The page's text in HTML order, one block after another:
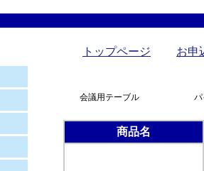
トップページ お申
会議用テーブル
商品名